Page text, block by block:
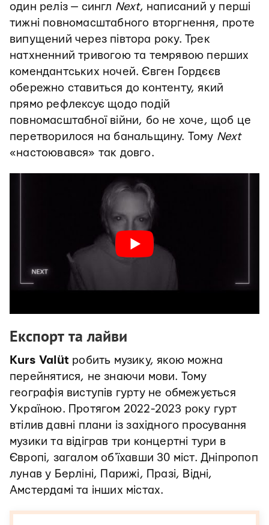
один реліз — сингл Next, написаний у перші
тижні повномасштабного вторгнення, проте
випущений через півтора року. Трек
натхненний тривогою та темрявою перших
комендантських ночей. Євген Гордєєв
обережно ставиться до контенту, який
прямо рефлексує щодо подій
повномасштабної війни, бо не хоче, щоб це
перетворилося на банальщину. Тому Next
«настоювався» так довго.
Експорт та лайви
Kurs Valüt робить музику, якою можна
перейнятися, не знаючи мови. Тому
географія виступів гурту не обмежується
Україною. Протягом 2022-2023 року гурт
втілив давні плани із західного просування
музики та відіграв три концертні тури в
Європі, загалом обʼїхавши 30 міст. Дніпропоп
лунав у Берліні, Парижі, Празі, Відні,
Амстердамі та інших містах.